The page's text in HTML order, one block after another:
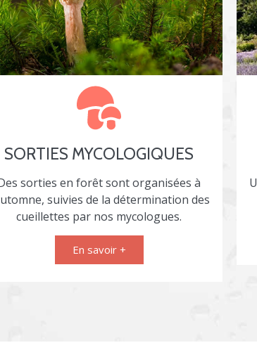
SORTIES MYCOLOGIQUES
sorties en forêt sont organisées à
suivies de la détermination des
cueillettes par nos mycologues.
En savoir +